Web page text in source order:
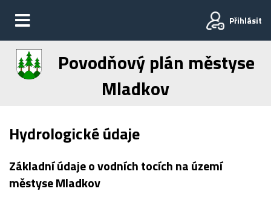
Přihlásit
Povodňový plán městyse
Mladkov
Hydrologické údaje
Základní údaje o vodních tocích na území
městyse Mladkov